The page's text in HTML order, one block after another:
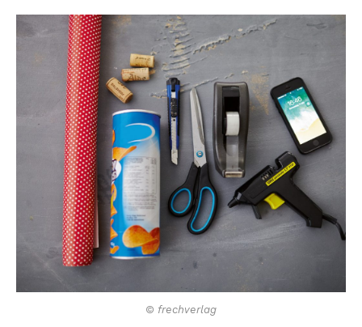
© frechverlag